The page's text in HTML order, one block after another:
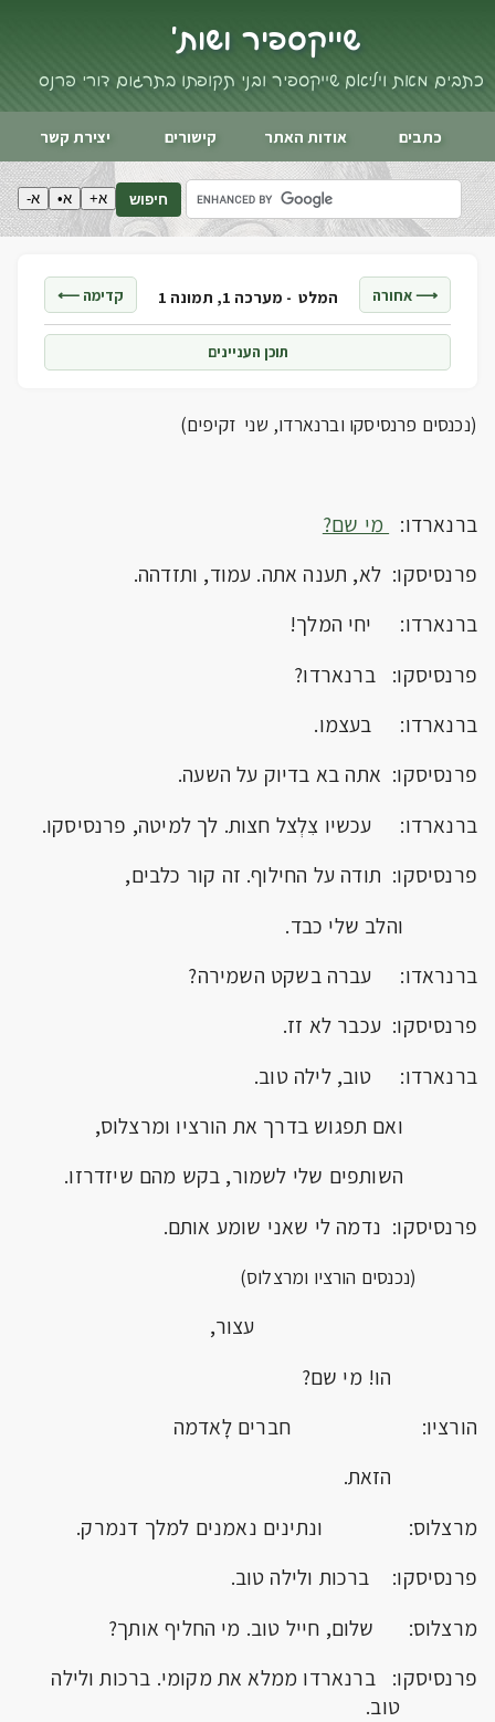
שייקספיר ושות'
כתבים מאת ויליאם שייקספיר ובני תקופתו בתרגום דורי פרנס
כתבים אודות האתר קישורים יצירת קשר
חיפוש א+ א• א-
⟶ אחורה המלט - מערכה 1, תמונה 1 קדימה ⟵
תוכן העניינים
(נכנסים פרנסיסקו וברנארדו, שני זקיפים)
ברנארדו:
מי שם?
פרנסיסקו: לא, תענה אתה. עמוד, ותזדהה.
ברנארדו: יחי המלך!
פרנסיסקו: ברנארדו?
ברנארדו: בעצמו.
פרנסיסקו: אתה בא בדיוק על השעה.
ברנארדו: עכשיו צִלְצל חצות. לך למיטה, פרנסיסקו.
פרנסיסקו: תודה על החילוף. זה קור כלבים,
והלב שלי כבד.
ברנראדו: עברה בשקט השמירה?
פרנסיסקו: עכבר לא זז.
ברנארדו: טוב, לילה טוב.
ואם תפגוש בדרך את הורציו ומרצלוס,
השותפים שלי לשמור, בקש מהם שיזדרזו.
פרנסיסקו: נדמה לי שאני שומע אותם.
(נכנסים הורציו ומרצלוס)
עצור,
הו! מי שם?
הורציו: חברים לָאדמה
הזאת.
מרצלוס: ונתינים נאמנים למלך דנמרק.
פרנסיסקו: ברכות ולילה טוב.
מרצלוס: שלום, חייל טוב. מי החליף אותך?
פרנסיסקו: ברנארדו ממלא את מקומי. ברכות ולילה
טוב.